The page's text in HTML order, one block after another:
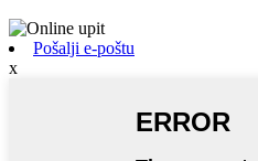
Pošalji e-poštu
x